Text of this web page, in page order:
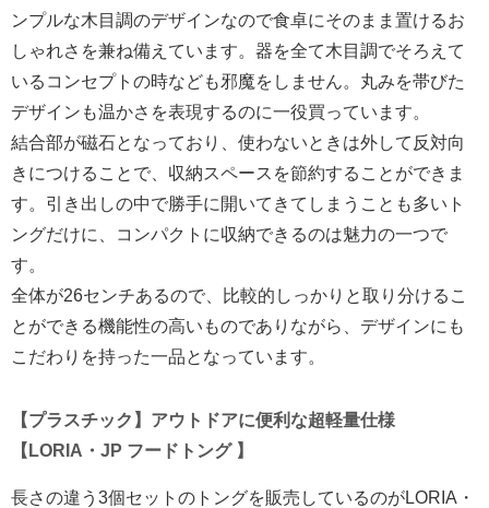
ンプルな木目調のデザインなので食卓にそのまま置けるお
しゃれさを兼ね備えています。器を全て木目調でそろえて
いるコンセプトの時なども邪魔をしません。丸みを帯びた
デザインも温かさを表現するのに一役買っています。
結合部が磁石となっており、使わないときは外して反対向
きにつけることで、収納スペースを節約することができま
す。引き出しの中で勝手に開いてきてしまうことも多いト
ングだけに、コンパクトに収納できるのは魅力の一つで
す。
全体が26センチあるので、比較的しっかりと取り分けるこ
とができる機能性の高いものでありながら、デザインにも
こだわりを持った一品となっています。
【プラスチック】アウトドアに便利な超軽量仕様
【LORIA・JP フードトング 】
長さの違う3個セットのトングを販売しているのがLORIA・